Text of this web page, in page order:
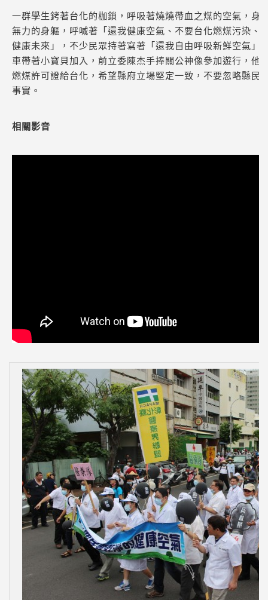
一群學生銬著台化的枷鎖，呼吸著燒燒帶血之煤的空氣，身
無力的身軀，呼喊著「還我健康空氣、不要台化燃煤污染、
健康未來」，不少民眾持著寫著「還我自由呼吸新鮮空氣」
車帶著小寶貝加入，前立委陳杰手捧關公神像參加遊行，他
燃煤許可證給台化，希望縣府立場堅定一致，不要忽略縣民
事實。
相關影音